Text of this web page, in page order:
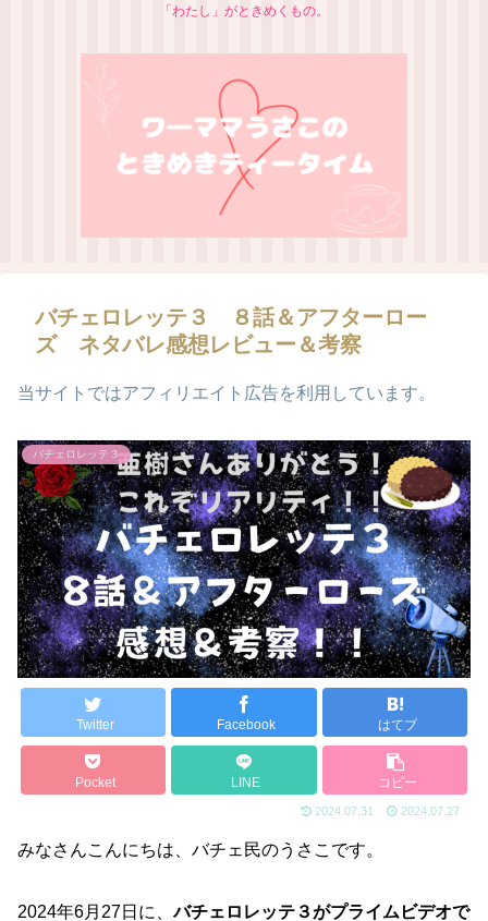
「わたし」がときめくもの。
バチェロレッテ３ ８話＆アフターロー
ズ ネタバレ感想レビュー＆考察
当サイトではアフィリエイト広告を利用しています。
バチェロレッテ３
Twitter Facebook はてブ
Pocket LINE コピー
2024.07.31 2024.07.27
みなさんこんにちは、バチェ民のうさこです。
2024年6月27日に、バチェロレッテ３がプライムビデオで